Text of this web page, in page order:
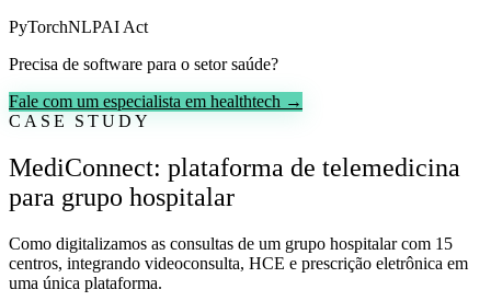
PyTorchNLPAI Act
Precisa de software para o setor saúde?
Fale com um especialista em healthtech →
CASE STUDY
MediConnect: plataforma de telemedicina
para grupo hospitalar
Como digitalizamos as consultas de um grupo hospitalar com 15
centros, integrando videoconsulta, HCE e prescrição eletrônica em
uma única plataforma.